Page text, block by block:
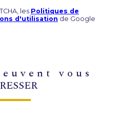
les Politiques de
d'utilisation de Google
vous